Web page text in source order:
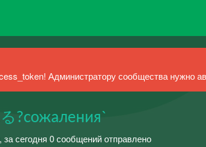
Администратору сообщества нужно
?сожаления`
за сегодня 0 сообщений отправлено